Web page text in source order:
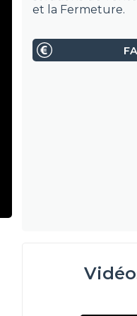
et la Fermeture.